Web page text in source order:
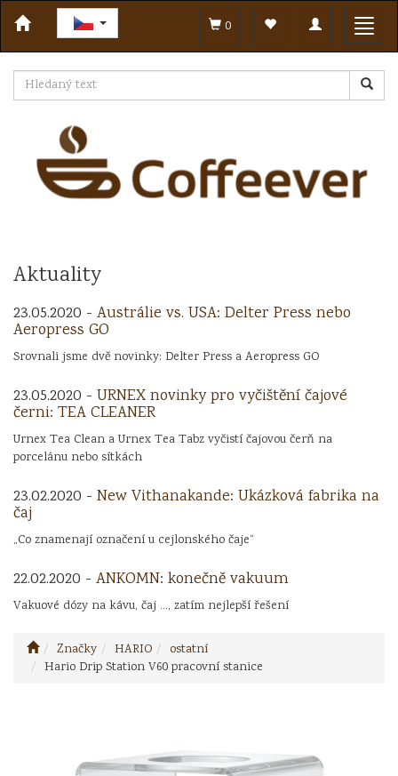
Toggle
navigation
0
Aktuality
23.05.2020 - Austrálie vs. USA: Delter Press nebo
Aeropress GO
Srovnali jsme dvě novinky: Delter Press a Aeropress GO
23.05.2020 - URNEX novinky pro vyčištění čajové
černi: TEA CLEANER
Urnex Tea Clean a Urnex Tea Tabz vyčistí čajovou čerň na
porcelánu nebo sítkách
23.02.2020 - New Vithanakande: Ukázková fabrika na
čaj
„Co znamenají označení u cejlonského čaje“
22.02.2020 - ANKOMN: konečně vakuum
Vakuové dózy na kávu, čaj ..., zatím nejlepší řešení
Značky HARIO
ostatní
Hario Drip Station V60 pracovní stanice